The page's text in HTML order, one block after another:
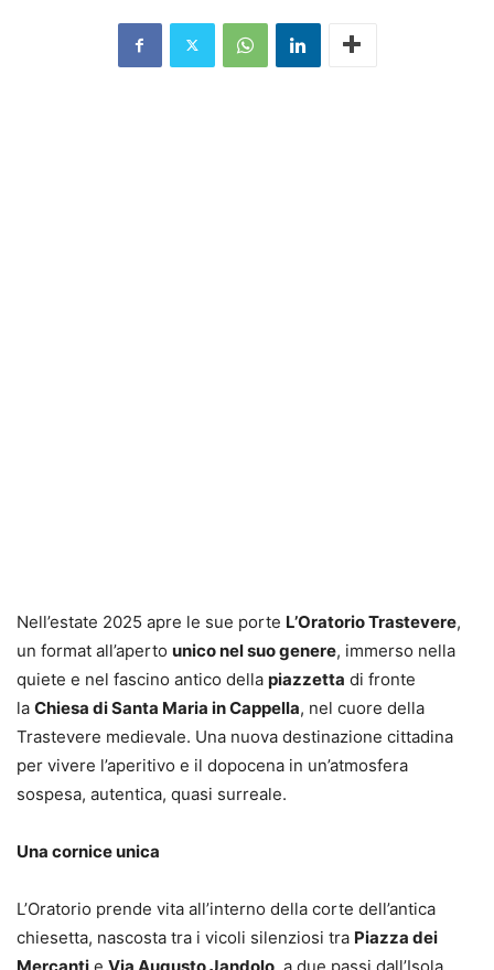
Nell’estate 2025 apre le sue porte L’Oratorio Trastevere,
un format all’aperto unico nel suo genere, immerso nella
quiete e nel fascino antico della piazzetta di fronte
la Chiesa di Santa Maria in Cappella, nel cuore della
Trastevere medievale. Una nuova destinazione cittadina
per vivere l’aperitivo e il dopocena in un’atmosfera
sospesa, autentica, quasi surreale.
Una cornice unica
L’Oratorio prende vita all’interno della corte dell’antica
chiesetta, nascosta tra i vicoli silenziosi tra Piazza dei
Mercanti e Via Augusto Jandolo , a due passi dall’Isola